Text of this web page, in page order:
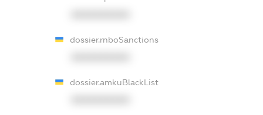
dossier.rnboSanctions
dossier.amkuBlackList